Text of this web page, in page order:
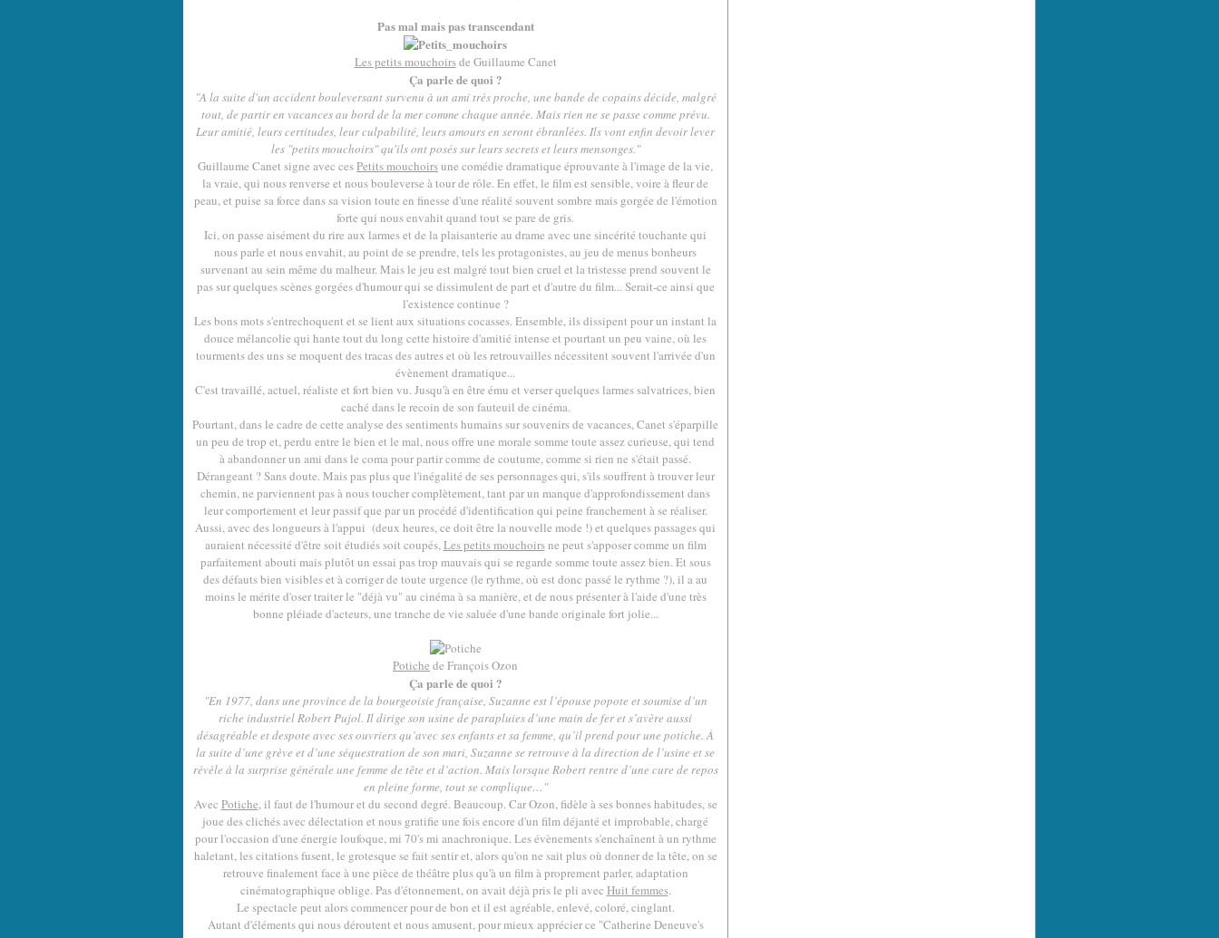
Pas mal mais pas transcendant
Les petits mouchoirsde Guillaume Canet
Ça parle de quoi ?
"A la suite d'un accident bouleversant survenu à un ami très proche, une bande de copains décide, malgré
tout, de partir en vacances au bord de la mer comme chaque année. Mais rien ne se passe comme prévu.
Leur amitié, leurs certitudes, leur culpabilité, leurs amours en seront ébranlées. Ils vont enfin devoir lever
les "petits mouchoirs" qu'ils ont posés sur leurs secrets et leurs mensonges."
Guillaume Canet signe avec cesPetits mouchoirsune comédie dramatique éprouvante à l'image de la vie,
la vraie, qui nous renverse et nous bouleverse à tour de rôle. En effet, le film est sensible, voire à fleur de
peau, et puise sa force dans sa vision toute en finesse d'une réalité souvent sombre mais gorgée de l'émotion
forte qui nous envahit quand tout se pare de gris.
Ici, on passe aisément du rire aux larmes et de la plaisanterie au drame avec une sincérité touchante qui
nous parle et nous envahit, au point de se prendre, tels les protagonistes, au jeu de menus bonheurs
survenant au sein même du malheur. Mais le jeu est malgré tout bien cruel et la tristesse prend souvent le
pas sur quelques scènes gorgées d'humour qui se dissimulent de part et d'autre du film... Serait-ce ainsi que
l'existence continue ?
Les bons mots s'entrechoquent et se lient aux situations cocasses. Ensemble, ils dissipent pour un instant la
douce mélancolie qui hante tout du long cette histoire d'amitié intense et pourtant un peu vaine, où les
tourments des uns se moquent des tracas des autres et où les retrouvailles nécessitent souvent l'arrivée d'un
évènement dramatique...
C'est travaillé, actuel, réaliste et fort bien vu. Jusqu'à en être ému et verser quelques larmes salvatrices, bien
caché dans le recoin de son fauteuil de cinéma.
Pourtant, dans le cadre de cette analyse des sentiments humains sur souvenirs de vacances, Canet s'éparpille
un peu de trop et, perdu entre le bien et le mal, nous offre une morale somme toute assez curieuse, qui tend
à abandonner un ami dans le coma pour partir comme de coutume, comme si rien ne s'était passé.
Dérangeant ? Sans doute. Mais pas plus que l'inégalité de ses personnages qui, s'ils souffrent à trouver leur
chemin, ne parviennent pas à nous toucher complètement, tant par un manque d'approfondissement dans
leur comportement et leur passif que par un procédé d'identification qui peine franchement à se réaliser.
Aussi, avec des longueurs à l'appui (deux heures, ce doit être la nouvelle mode !) et quelques passages qui
auraient nécessité d'être soit étudiés soit coupés,Les petits mouchoirsne peut s'apposer comme un film
parfaitement abouti mais plutôt un essai pas trop mauvais qui se regarde somme toute assez bien. Et sous
des défauts bien visibles et à corriger de toute urgence (le rythme, où est donc passé le rythme ?), il a au
moins le mérite d'oser traiter le "déjà vu" au cinéma à sa manière, et de nous présenter à l'aide d'une très
bonne pléiade d'acteurs, une tranche de vie saluée d'une bande originale fort jolie...
Potiche de François Ozon
Ça parle de quoi ?
"En 1977, dans une province de la bourgeoisie française, Suzanne est l’épouse popote et soumise d’un
riche industriel Robert Pujol. Il dirige son usine de parapluies d’une main de fer et s’avère aussi
désagréable et despote avec ses ouvriers qu’avec ses enfants et sa femme, qu’il prend pour une potiche. À
la suite d’une grève et d’une séquestration de son mari, Suzanne se retrouve à la direction de l’usine et se
révèle à la surprise générale une femme de tête et d’action. Mais lorsque Robert rentre d’une cure de repos
en pleine forme, tout se complique… "
Avec Potiche, il faut de l'humour et du second degré. Beaucoup. Car Ozon, fidèle à ses bonnes habitudes, se
joue des clichés avec délectation et nous gratifie une fois encore d'un film déjanté et improbable, chargé
pour l'occasion d'une énergie loufoque, mi 70's mi anachronique. Les évènements s'enchaînent à un rythme
haletant, les citations fusent, le grotesque se fait sentir et, alors qu'on ne sait plus où donner de la tête, on se
retrouve finalement face à une pièce de théâtre plus qu'à un film à proprement parler, adaptation
cinématographique oblige. Pas d'étonnement, on avait déjà pris le pli avec Huit femmes.
Le spectacle peut alors commencer pour de bon et il est agréable, enlevé, coloré, cinglant.
Autant d'éléments qui nous déroutent et nous amusent, pour mieux apprécier ce "Catherine Deneuve's